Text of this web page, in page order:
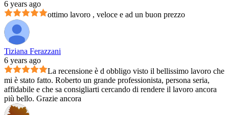
6 years ago
ottimo lavoro , veloce e ad un buon prezzo
Tiziana Ferazzani
6 years ago
La recensione è d obbligo visto il bellissimo lavoro che
mi è stato fatto. Roberto un grande professionista, persona seria,
affidabile e che sa consigliarti cercando di rendere il lavoro ancora
più bello. Grazie ancora